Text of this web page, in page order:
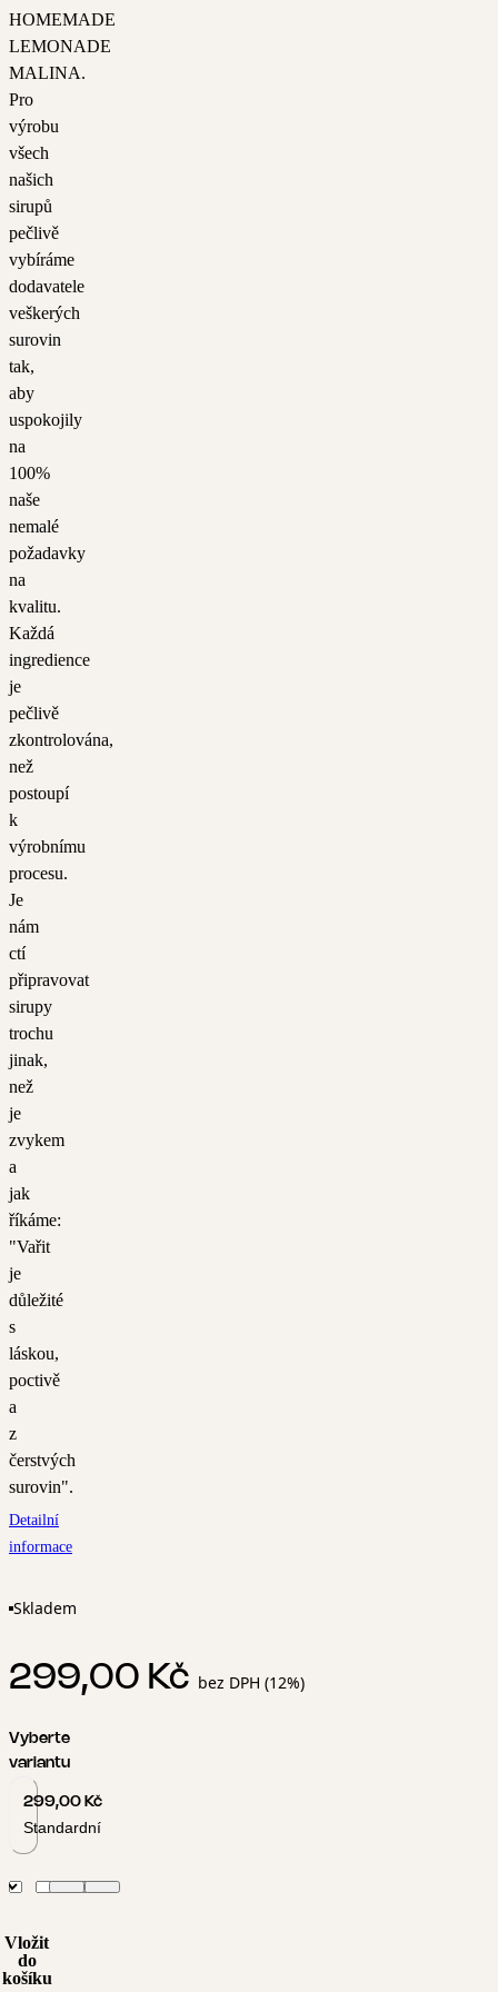
HOMEMADE
LEMONADE
MALINA.
Pro
výrobu
všech
našich
sirupů
pečlivě
vybíráme
dodavatele
veškerých
surovin
tak,
aby
uspokojily
na
100%
naše
nemalé
požadavky
na
kvalitu.
Každá
ingredience
je
pečlivě
zkontrolována,
než
postoupí
k
výrobnímu
procesu.
Je
nám
ctí
připravovat
sirupy
trochu
jinak,
než
je
zvykem
a
jak
říkáme:
"Vařit
je
důležité
s
láskou,
poctivě
a
z
čerstvých
surovin".
Detailní
informace
Skladem
299,00 Kč bez DPH (12%)
Vyberte
variantu
299,00 Kč
Standardní
Vložit
do
košíku